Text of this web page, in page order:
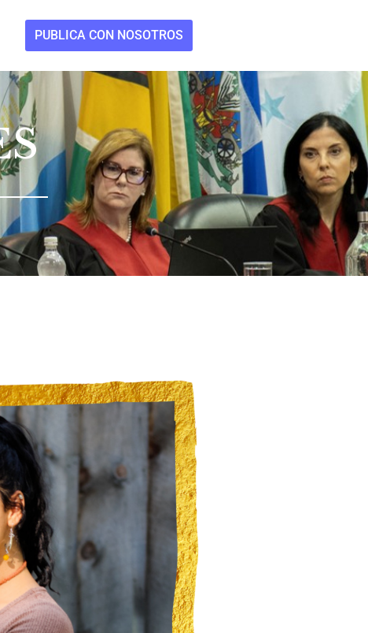
PUBLICA CON NOSOTROS